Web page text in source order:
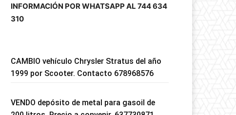
INFORMACIÓN POR WHATSAPP AL 744 634
310
CAMBIO vehículo Chrysler Stratus del año
1999 por Scooter. Contacto 678968576
VENDO depósito de metal para gasoil de